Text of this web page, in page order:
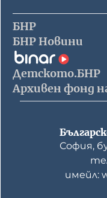
БНР
БНР Новини
Детското.БНР
Архивен фонд
София,
имейл: